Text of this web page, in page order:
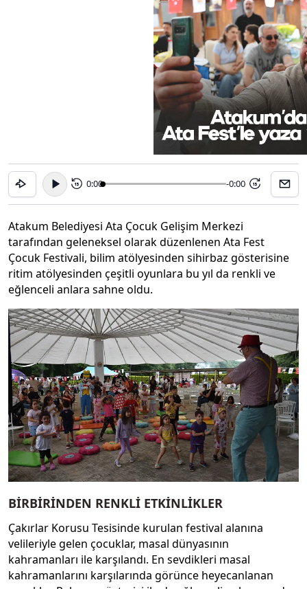
15 0:00 -0:00 15
Atakum Belediyesi Ata Çocuk Gelişim Merkezi
tarafından geleneksel olarak düzenlenen Ata Fest
Çocuk Festivali, bilim atölyesinden sihirbaz gösterisine
ritim atölyesinden çeşitli oyunlara bu yıl da renkli ve
eğlenceli anlara sahne oldu.
BİRBİRİNDEN RENKLİ ETKİNLİKLER
Çakırlar Korusu Tesisinde kurulan festival alanına
velileriyle gelen çocuklar, masal dünyasının
kahramanları ile karşılandı. En sevdikleri masal
kahramanlarını karşılarında görünce heyecanlanan